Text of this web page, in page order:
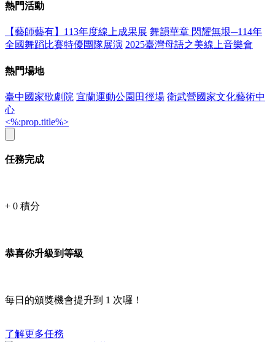
熱門活動
【藝師藝有】113年度線上成果展 舞韻華章 閃耀無垠─114年
全國舞蹈比賽特優團隊展演 2025臺灣母語之美線上音樂會
熱門場地
臺中國家歌劇院 宜蘭運動公園田徑場 衛武營國家文化藝術中
心
<%:prop.title%>
任務完成
+ 0 積分
恭喜你升級到等級
每日的頒獎機會提升到 1 次囉！
了解更多任務